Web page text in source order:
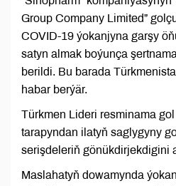
Group Company Limited”
COVID-19 ýokanjyna garşy
satyn almak boýunça
berildi. Bu barada
habar berýär.
Türkmen Lideri resminama
tarapyndan ilatyň saglygyny
serişdeleriň gönükdirjekdigini
Maslahatyň dowamynda